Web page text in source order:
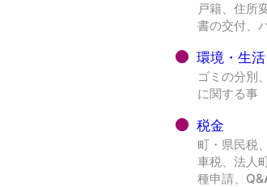
戸籍、住所
書の交付、
環境・生活
ゴミの分別
に関する事
税金
町・県民税
車税、法人
種申請、